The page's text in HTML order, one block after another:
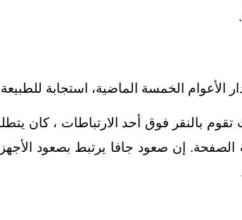
بالنقر فوق أحد الارتباطات ، كان
الصفحة. إن صعود جافا يرتبط بصعود